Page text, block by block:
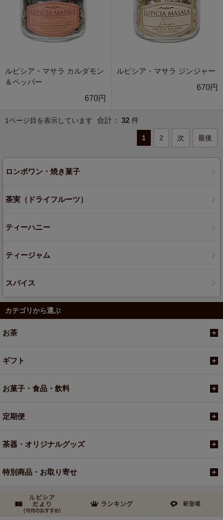
ルピシア・マサラ カルダモン
＆ペッパー
670円
ルピシア・マサラ ジンジャー
670円
1ページ目を表示しています 合計： 32 件
1 2 次 最後
ロンポワン・焼き菓子
茶実（ドライフルーツ）
ティーハニー
ティージャム
スパイス
カテゴリから選ぶ
お茶
ギフト
お菓子・食品・飲料
定期便
茶器・オリジナルグッズ
特別商品・お取り寄せ